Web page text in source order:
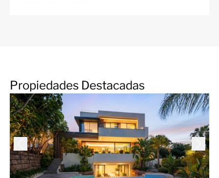
renovado / reformado
Azotea
Solarium
Sur
Transporte cerca
Terraza descubierta
Calefacción por suelo
radiante (en todas
partes)
Urbanización
Lavadero
Propiedades Destacadas